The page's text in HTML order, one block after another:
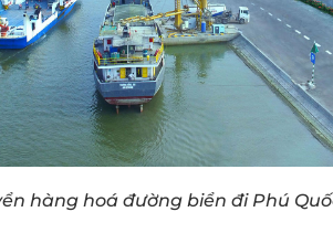
hàng hoá đường biển đi Phú